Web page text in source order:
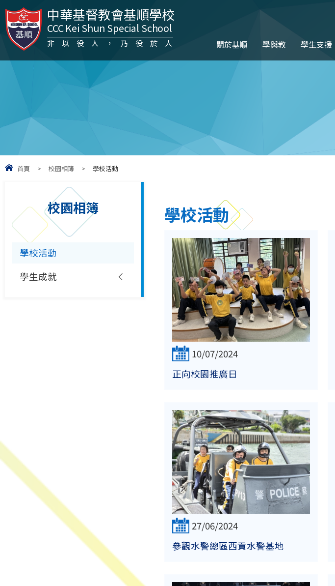
中華基督教會基順學校
CCC Kei Shun Special School
非以役人，乃役於人 關於基順 學與教 學生支援
首頁 > 校園相簿 > 學校活動
學校活動
10/07/2024
正向校園推廣日
27/06/2024
參觀水警總區西貢水警基地
校園相簿
學校活動
學生成就